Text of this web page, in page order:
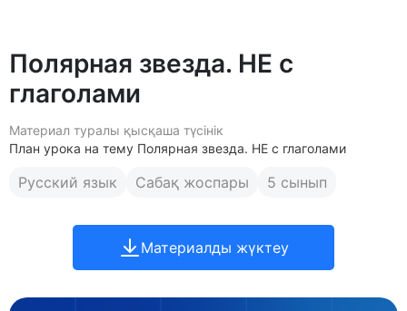
Полярная звезда. НЕ с
глаголами
Материал туралы қысқаша түсінік
План урока на тему Полярная звезда. НЕ с глаголами
Русский язык Сабақ жоспары 5 сынып
Материалды жүктеу